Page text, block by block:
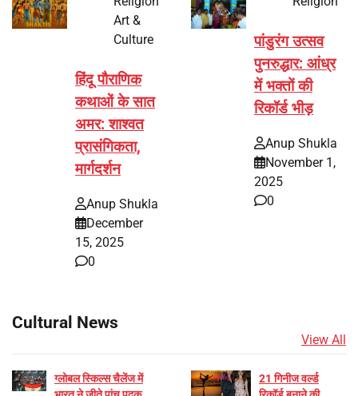
Art &
Culture
हिंदू पौराणिक
कथाओं के सात
अमर: शाश्वत
प्रासंगिकता,
मार्गदर्शन
Anup Shukla
December
15, 2025
0
पांडुरंग उत्सव
पुनरुद्धार: आंध्र
में भक्तों की
रिकॉर्ड भीड़
Anup Shukla
November 1,
2025
0
Cultural News
View All
ग्लोबल स्किल्स चैलेंज में
21 गिनीज वर्ल्ड